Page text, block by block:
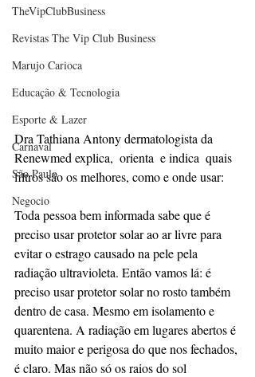
TheVipClubBusiness
Revistas The Vip Club Business
Marujo Carioca
Educação & Tecnologia
Esporte & Lazer
Carnaval
São Paulo
Negocio
Dra Tathiana Antony dermatologista da
Renewmed explica,  orienta  e indica  quais
filtros são os melhores, como e onde usar:
Toda pessoa bem informada sabe que é
preciso usar protetor solar ao ar livre para
evitar o estrago causado na pele pela
radiação ultravioleta. Então vamos lá: é
preciso usar protetor solar no rosto também
dentro de casa. Mesmo em isolamento e
quarentena. A radiação em lugares abertos é
muito maior e perigosa do que nos fechados,
é claro. Mas não só os raios do sol